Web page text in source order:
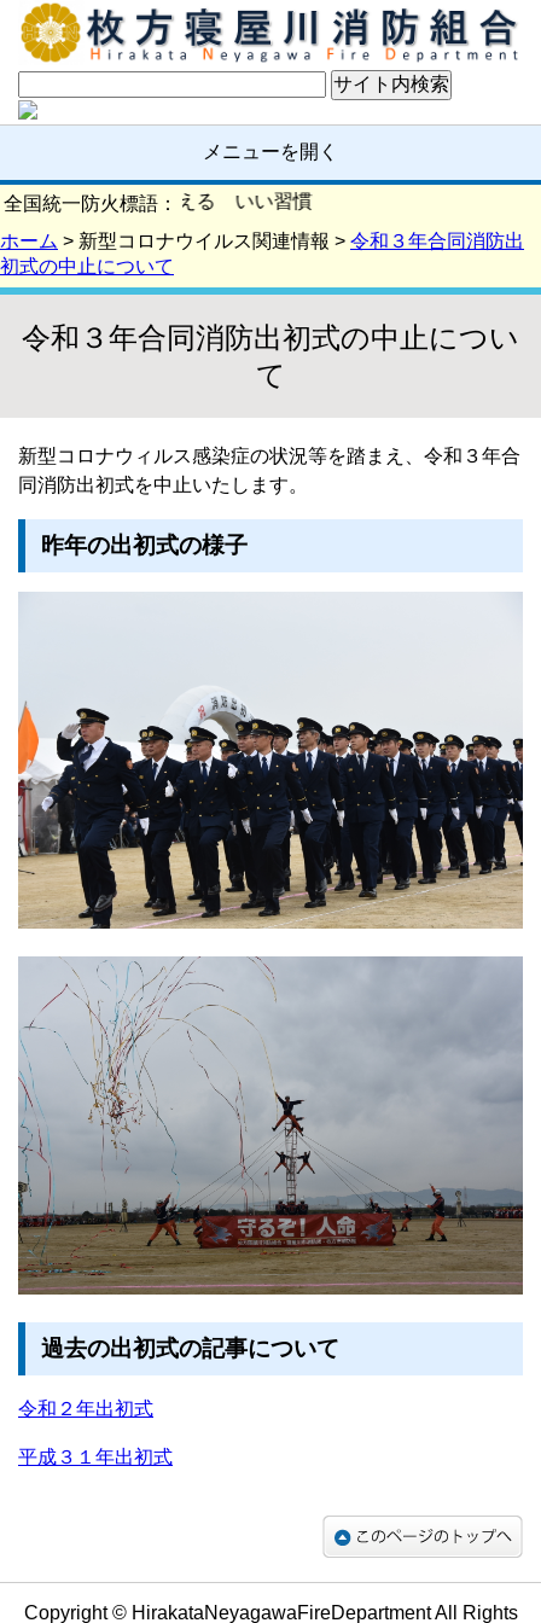
メニューを開く
全国統一防火標語：
確認 いい日を支える いい習慣
ホーム > 新型コロナウイルス関連情報 > 令和３年合同消防出
初式の中止について
令和３年合同消防出初式の中止につい
て
新型コロナウィルス感染症の状況等を踏まえ、令和３年合
同消防出初式を中止いたします。
昨年の出初式の様子
過去の出初式の記事について
令和２年出初式
平成３１年出初式
Copyright © HirakataNeyagawaFireDepartment All Rights